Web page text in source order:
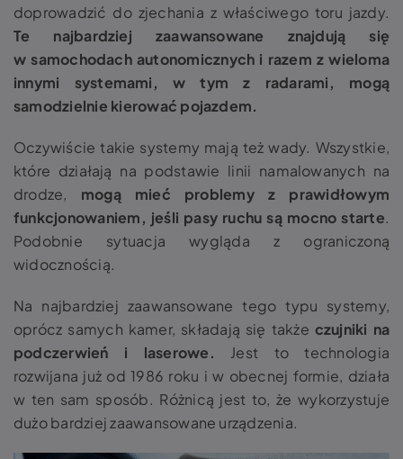
doprowadzić do zjechania z właściwego toru jazdy.
Te najbardziej zaawansowane znajdują się
w samochodach autonomicznych i razem z wieloma
innymi systemami, w tym z radarami, mogą
samodzielnie kierować pojazdem.
Oczywiście takie systemy mają też wady. Wszystkie,
które działają na podstawie linii namalowanych na
drodze, mogą mieć problemy z prawidłowym
funkcjonowaniem, jeśli pasy ruchu są mocno starte.
Podobnie sytuacja wygląda z ograniczoną
widocznością.
Na najbardziej zaawansowane tego typu systemy,
oprócz samych kamer, składają się także czujniki na
podczerwień i laserowe.
Jest to technologia
rozwijana już od 1986 roku i w obecnej formie, działa
w ten sam sposób. Różnicą jest to, że wykorzystuje
dużo bardziej zaawansowane urządzenia.